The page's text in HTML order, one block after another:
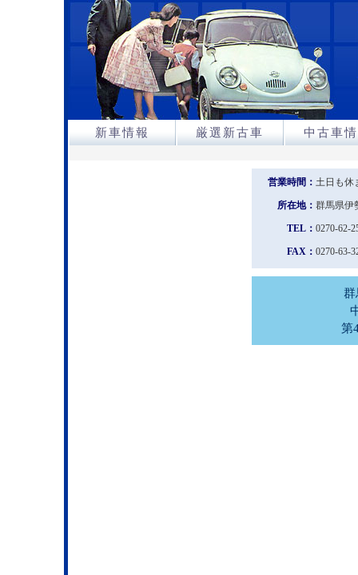
新車情報 厳選新古車 中古車
営業時間： 土日も休
所在地： 群馬県伊
TEL： 0270-62-
FAX： 0270-63-
群
第